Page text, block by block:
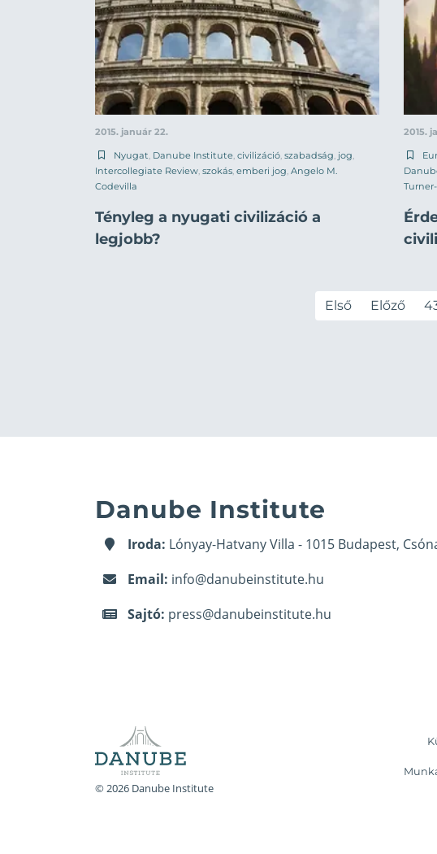
2015. január 22.
Nyugat Danube Institute civilizáció szabadság jog
Intercollegiate Review szokás emberi jog Angelo M.
Codevilla
Tényleg a nyugati civilizáció a
legjobb?
2015.
Első Előző
Danube Institute
Iroda: Lónyay-Hatvany Villa - 1015 Budapest,
Email: info@danubeinstitute.hu
Sajtó: press@danubeinstitute.hu
© 2026 Danube Institute